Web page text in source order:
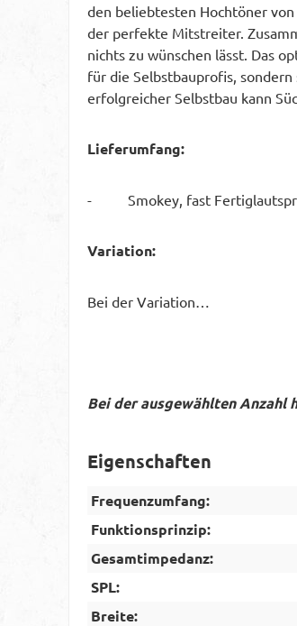
den beliebtesten Hochtöner
der perfekte Mitstreiter.
nichts zu wünschen lässt. Das
für die Selbstbauprofis,
erfolgreicher Selbstbau kann
Lieferumfang:
- Smokey, fast
Variation:
Bei der Variation…
Bei der ausgewählten Anzahl
Eigenschaften
Frequenzumfang:
Funktionsprinzip:
Gesamtimpedanz:
SPL:
Breite: